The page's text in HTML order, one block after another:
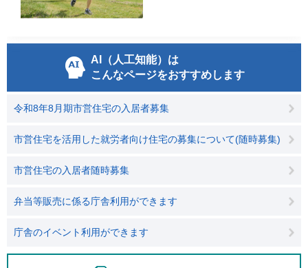
AI（人工知能）は
こんなページをおすすめします
令和8年8月期市営住宅の入居者募集
市営住宅を活用した就労者向け住宅の募集について(随時募集)
市営住宅の入居者随時募集
弁当等販売に係る庁舎利用ができます
庁舎のイベント利用ができます